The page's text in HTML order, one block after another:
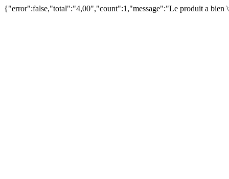
{"error":false,"total":"4,00","count":1,"message":"Le produit a bien